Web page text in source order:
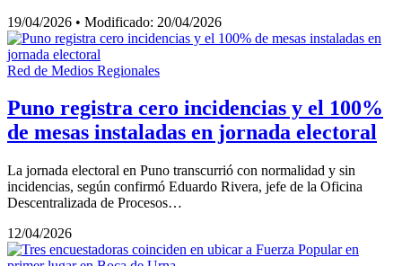
19/04/2026 • Modificado: 20/04/2026
Red de Medios Regionales
Puno registra cero incidencias y el 100%
de mesas instaladas en jornada electoral
La jornada electoral en Puno transcurrió con normalidad y sin
incidencias, según confirmó Eduardo Rivera, jefe de la Oficina
Descentralizada de Procesos…
12/04/2026